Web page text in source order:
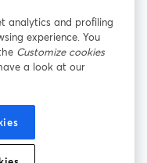
wird in einem neuen Tab geöffnet
Tab geöffnet
Tab geöffnet
Richtlinie
Hilfe-Center
analytics and profiling
experience. You
Customize cookies
a look at our